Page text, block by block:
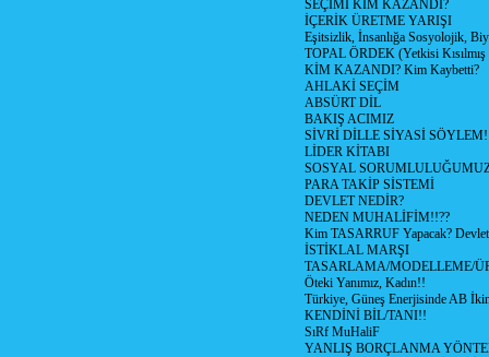
SEÇİMİ KİM KAZANDI?
İÇERİK ÜRETME YARIŞI
Eşitsizlik, İnsanlığa Sosyolojik,
TOPAL ÖRDEK (Yetkisi
KİM KAZANDI? Kim Kaybetti?
AHLAKİ SEÇİM
ABSÜRT DİL
BAKIŞ ACIMIZ
SİVRİ DİLLE SİYASİ
LİDER KİTABI
SOSYAL
PARA TAKİP SİSTEMİ
DEVLET NEDİR?
NEDEN MUHALİFİM!!??
Kim TASARRUF Yapacak? Devlet
İSTİKLAL MARŞI
TASARLAMA/MODELLEME/
Öteki Yanımız, Kadın!!
Türkiye, Güneş Enerjisinde AB
KENDİNİ BİL/TANI!!
SıRf MuHaliF
YANLIŞ BORÇLANMA